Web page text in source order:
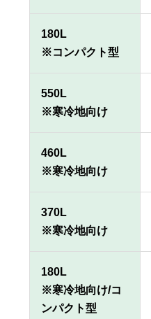
180L
※コンパクト型
550L
※寒冷地向け
460L
※寒冷地向け
370L
※寒冷地向け
180L
※寒冷地向け/コ
ンパクト型